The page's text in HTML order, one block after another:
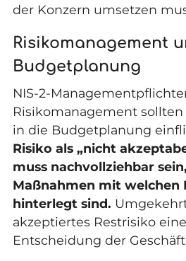
der Konzern umsetzen
Risikomanagement
Budgetplanung
NIS-2-
Risikomanagement
in die Budgetplanung
Risiko als „nicht
muss nachvollziehbar
Maßnahmen mit welchen
hinterlegt sind.
akzeptiertes Restrisiko
Entscheidung der